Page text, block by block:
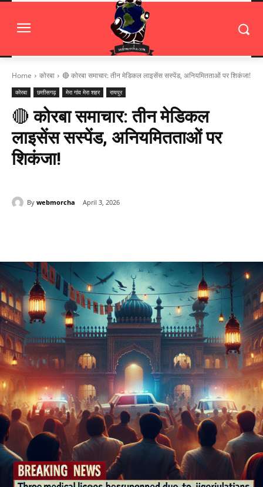
Home कोरबा 🔴 कोरबा समाचार: तीन मेडिकल लाइसेंस सस्पेंड, अनियमितताओं पर शिकंजा!
कोरबा छत्तीसगढ़ मेरा गांव मेरा शहर रायपुर
🔴कोरबा समाचार: तीन मेडिकल
लाइसेंस सस्पेंड, अनियमितताओं पर
शिकंजा!
By webmorcha April 3, 2026